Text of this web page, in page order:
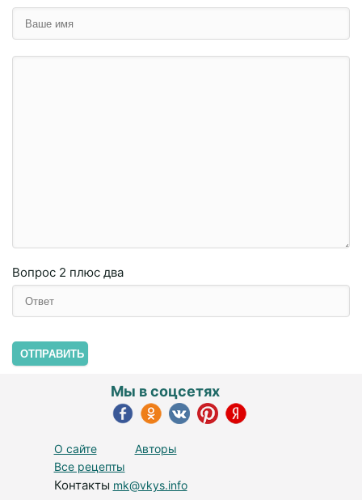
Вопрос 2 плюc двa
ОТПРАВИТЬ
О сайте
Авторы
Все рецепты
Контакты mk@vkys.info
Мы в соцсетях